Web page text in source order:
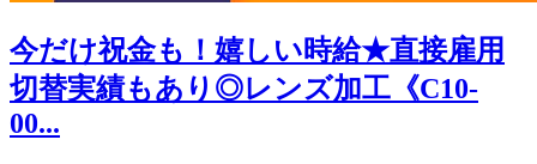
今だけ祝金も！嬉しい時給★直接雇用
切替実績もあり◎レンズ加工《C10-
00...